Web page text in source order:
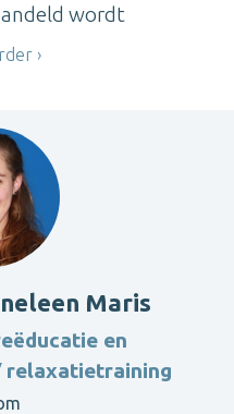
wordt
Maris
en
relaxatietraining